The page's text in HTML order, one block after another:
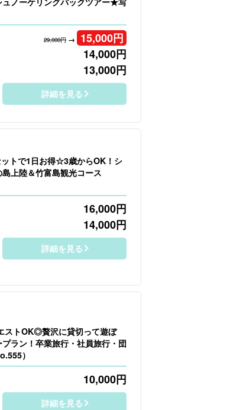
29,000円→ 15,000円
14,000円
13,000円
詳細を見る
ットで1日お得☆3歳からOK！シ
上陸＆竹富島観光コース
16,000円
14,000円
詳細を見る
ストOK◎贅沢に貸切って遊ぼ
ラン！卒業旅行・社員旅行・団
）
10,000円
詳細を見る